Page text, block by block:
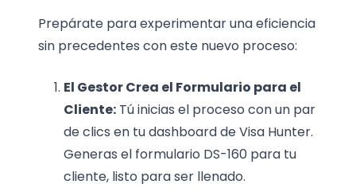
Prepárate para experimentar una eficiencia
sin precedentes con este nuevo proceso:
El Gestor Crea el Formulario para el
Cliente: Tú inicias el proceso con un par
de clics en tu dashboard de Visa Hunter.
Generas el formulario DS-160 para tu
cliente, listo para ser llenado.